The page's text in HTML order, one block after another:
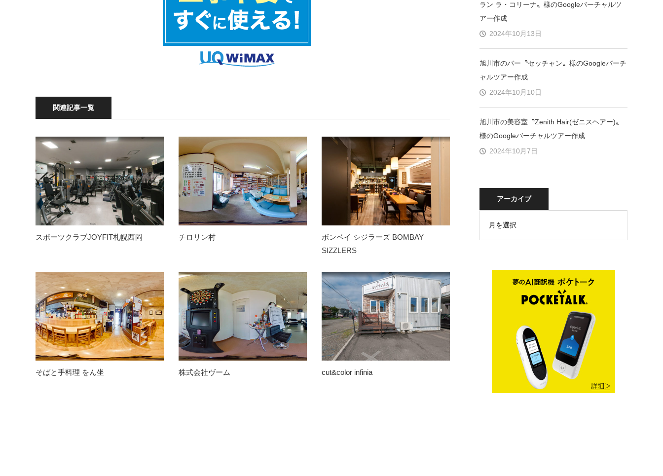
関連記事一覧
スポーツクラブJOYFIT札幌西岡 チロリン村
ボンベイ シジラーズ BOMBAY
SIZZLERS
そばと手料理 をん坐 株式会社ヴーム cut&color infinia
ラン ラ・コリーナ〟様のGoogleバーチャルツ
アー作成
2024年10月13日
旭川市のバー〝セッチャン〟様のGoogleバーチ
ャルツアー作成
2024年10月10日
旭川市の美容室〝Zenith Hair(ゼニスヘアー)〟
様のGoogleバーチャルツアー作成
2024年10月7日
アーカイブ